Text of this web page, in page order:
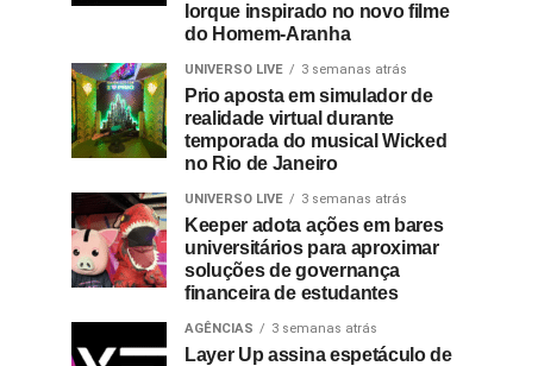
Iorque inspirado no novo filme
do Homem-Aranha
UNIVERSO LIVE 3 semanas atrás
Prio aposta em simulador de
realidade virtual durante
temporada do musical Wicked
no Rio de Janeiro
UNIVERSO LIVE 3 semanas atrás
Keeper adota ações em bares
universitários para aproximar
soluções de governança
financeira de estudantes
AGÊNCIAS 3 semanas atrás
Layer Up assina espetáculo de